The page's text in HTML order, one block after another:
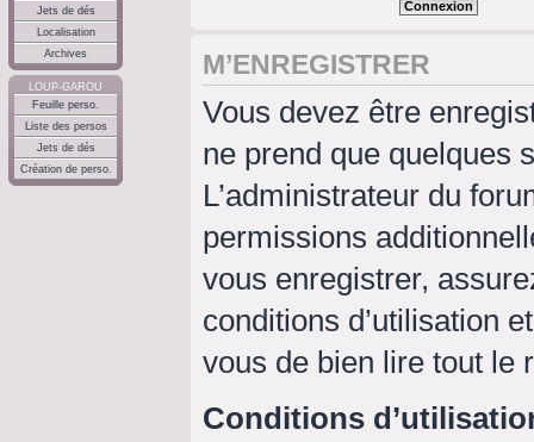
Jets de dés
Localisation
Archives
LOUP-GAROU
Feuille perso.
Liste des persos
Jets de dés
Création de perso.
M’ENREGISTRER
Vous devez être
ne prend que quelques
L’administrateur du
permissions
vous enregistrer,
conditions d’utilisation
vous de bien lire tout le
Conditions